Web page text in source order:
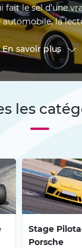
le sel d’une
automobile, la
bien choisi.
du rallye, du
autour d’Alès,
Cévennes, le
ou
une vraie
En savoir plus
les
Stage
Porsche